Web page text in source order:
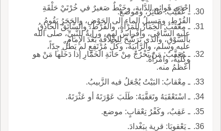
إحْدَى قَوائِمِ الدَّابةِ، وخَيْطٌ صَغيرٌ في خُرْتَيْ حَلْقَةِ
القُرْطِ، ومَسِيلُ الماءِ إلى الحَوْضِ، والحَجَرُ يَقُومُ
عليه السَّاقِي، وأفْراسٌ لهم، ورايةٌ للنَّبِيِّ، صلى الله
عليه وسلم، والرَّابِيَةُ، وكُلُّ مُرْتَفِعٍ لم يَطُلْ جِدّاً،
وكَلْبَةٌ، وامْرأَةٌ.
ـ عُقَّيْبٌ: طائِرٌ، وموضع.
ـ مِعْقَبٌ: الخِمَارُ للمَرْأةِ، والقُرْطُ، والسَّائِقُ الحاذِقُ
بالسَّوْقِ، والذي تَرَشَّحَ لِلخلافَةِ بَعْدَ الإِمامِ.
ـ مُعَقَّبٌ: مَنْ يَخْرُجُ مِنْ حَانَةِ الخَمَّارِ إذا دَخَلَها مَنْ هو
أَعْظَمُ منه.
ـ مِعْقابُ: البَيْتُ يُجْعَلُ فيه الزَّبيبُ.
ـ اسْتَعْقَبَهُ وتَعَقَّبَهُ: طَلَبَ عَوْرَتَهُ أو عَثْرَتَهُ.
ـ عَقِبٌ، وكَفْرُ تِعْقابٍ: موضع.
ـ يَعْقوبَا: قرية بِبَغْدادَ.